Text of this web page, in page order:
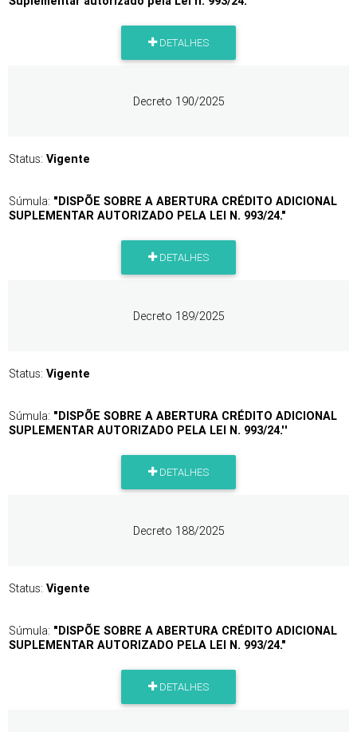
DETALHES
Decreto 190/2025
Status: Vigente
Súmula: "DISPÕE SOBRE A ABERTURA CRÉDITO ADICIONAL
SUPLEMENTAR AUTORIZADO PELA LEI N. 993/24."
DETALHES
Decreto 189/2025
Status: Vigente
Súmula: "DISPÕE SOBRE A ABERTURA CRÉDITO ADICIONAL
SUPLEMENTAR AUTORIZADO PELA LEI N. 993/24.''
DETALHES
Decreto 188/2025
Status: Vigente
Súmula: "DISPÕE SOBRE A ABERTURA CRÉDITO ADICIONAL
SUPLEMENTAR AUTORIZADO PELA LEI N. 993/24."
DETALHES